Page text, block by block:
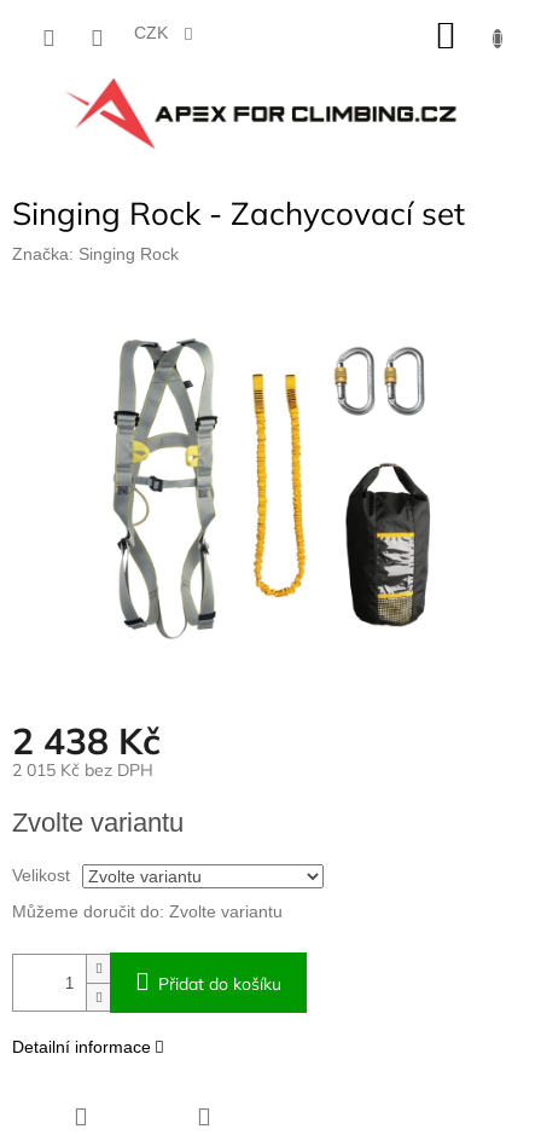
CZK
Singing Rock - Zachycovací set
Značka: Singing Rock
2 438 Kč
2 015 Kč bez DPH
cena:
Zvolte variantu
Velikost
Můžeme doručit do: Zvolte variantu
Přidat do košíku
Detailní informace